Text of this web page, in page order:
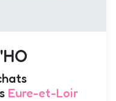
Eure-et-Loir